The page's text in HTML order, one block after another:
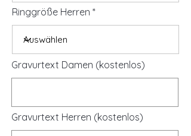
Ringgröße Herren
Gravurtext Damen (kostenlos)
Gravurtext Herren (kostenlos)